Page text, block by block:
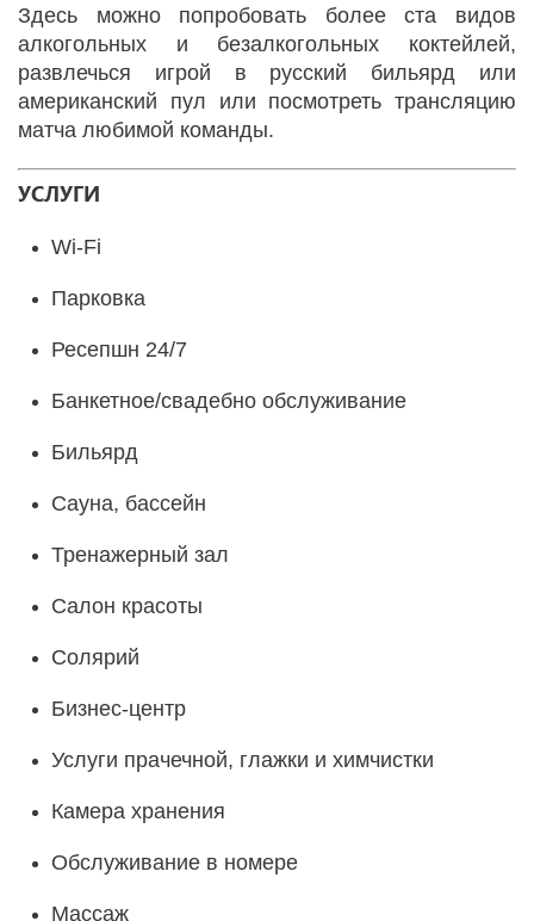
Здесь можно попробовать более ста видов
алкогольных и безалкогольных коктейлей,
развлечься игрой в русский бильярд или
американский пул или посмотреть трансляцию
матча любимой команды.
УСЛУГИ
Wi-Fi
Парковка
Ресепшн 24/7
Банкетное/свадебно обслуживание
Бильярд
Сауна, бассейн
Тренажерный зал
Салон красоты
Солярий
Бизнес-центр
Услуги прачечной, глажки и химчистки
Камера хранения
Обслуживание в номере
Массаж